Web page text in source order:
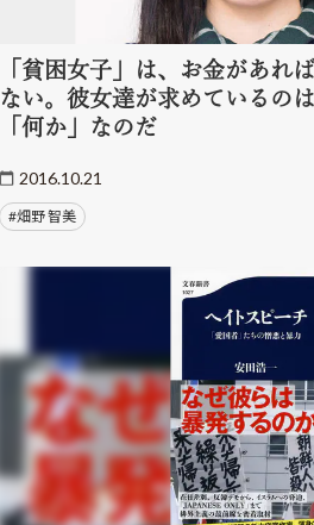
「貧困女子」は、お金があれ
ない。彼女達が求めているの
「何か」なのだ
2016.10.21
#畑野 智美